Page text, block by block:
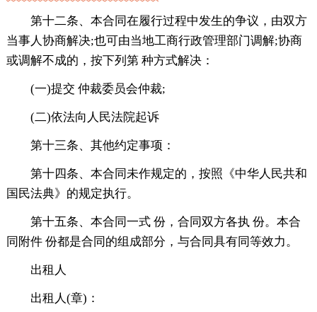
第十二条、本合同在履行过程中发生的争议，由双方
当事人协商解决;也可由当地工商行政管理部门调解;协商
或调解不成的，按下列第 种方式解决：
(一)提交 仲裁委员会仲裁;
(二)依法向人民法院起诉
第十三条、其他约定事项：
第十四条、本合同未作规定的，按照《中华人民共和
国民法典》的规定执行。
第十五条、本合同一式 份，合同双方各执 份。本合
同附件 份都是合同的组成部分，与合同具有同等效力。
出租人
出租人(章)：